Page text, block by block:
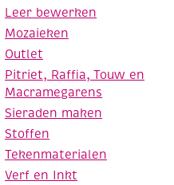
Leer bewerken
Mozaieken
Outlet
Pitriet, Raffia, Touw en
Macramegarens
Sieraden maken
Stoffen
Tekenmaterialen
Verf en Inkt